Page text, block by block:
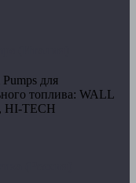
для
топлива: WALL
HI-TECH